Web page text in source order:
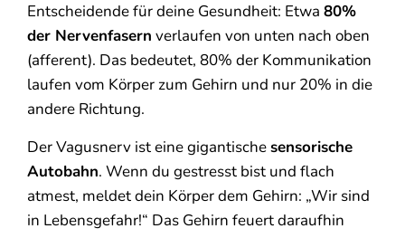
Entscheidende für deine Gesundheit: Etwa 80%
der Nervenfasern verlaufen von unten nach oben
(afferent). Das bedeutet, 80% der Kommunikation
laufen vom Körper zum Gehirn und nur 20% in die
andere Richtung.
Der Vagusnerv ist eine gigantischesensorische
Autobahn. Wenn du gestresst bist und flach
atmest, meldet dein Körper dem Gehirn: „Wir sind
in Lebensgefahr!“ Das Gehirn feuert daraufhin